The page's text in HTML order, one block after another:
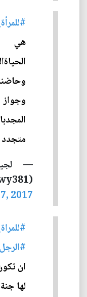
هي
متجدد
2017
ان
لها